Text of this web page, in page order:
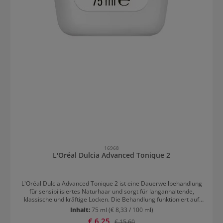
16968
L'Oréal Dulcia Advanced Tonique 2
L'Oréal Dulcia Advanced Tonique 2 ist eine Dauerwellbehandlung
für sensibilisiertes Naturhaar und sorgt für langanhaltende,
klassische und kräftige Locken. Die Behandlung funktioniert auf
sensibilisiertem Haar besonders gut und verleiht dem Haar Stärke,
Elastizität und Brillanz durch Ionéne G. Das Haar erhält mehr
Inhalt:75 ml (€ 8,33 / 100 ml)
Verkaufspreis:
€ 6,25 Regulärer Preis: